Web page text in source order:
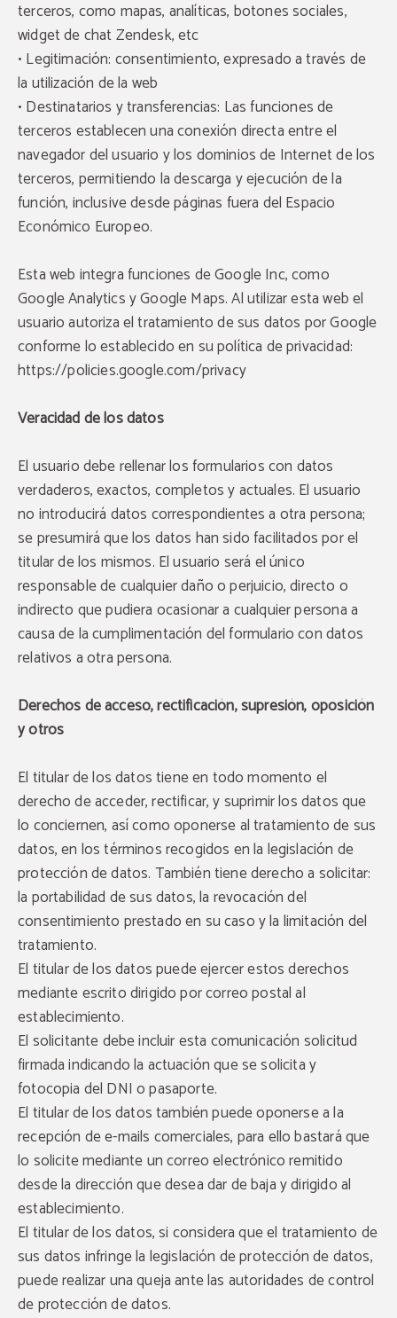
terceros, como mapas, analíticas, botones sociales,
widget de chat Zendesk, etc
• Legitimación: consentimiento, expresado a través de
la utilización de la web
• Destinatarios y transferencias: Las funciones de
terceros establecen una conexión directa entre el
navegador del usuario y los dominios de Internet de los
terceros, permitiendo la descarga y ejecución de la
función, inclusive desde páginas fuera del Espacio
Económico Europeo.
Esta web integra funciones de Google Inc, como
Google Analytics y Google Maps. Al utilizar esta web el
usuario autoriza el tratamiento de sus datos por Google
conforme lo establecido en su política de privacidad:
https://policies.google.com/privacy
Veracidad de los datos
El usuario debe rellenar los formularios con datos
verdaderos, exactos, completos y actuales. El usuario
no introducirá datos correspondientes a otra persona;
se presumirá que los datos han sido facilitados por el
titular de los mismos. El usuario será el único
responsable de cualquier daño o perjuicio, directo o
indirecto que pudiera ocasionar a cualquier persona a
causa de la cumplimentación del formulario con datos
relativos a otra persona.
Derechos de acceso, rectificación, supresión, oposición
y otros
El titular de los datos tiene en todo momento el
derecho de acceder, rectificar, y suprimir los datos que
lo conciernen, así como oponerse al tratamiento de sus
datos, en los términos recogidos en la legislación de
protección de datos. También tiene derecho a solicitar:
la portabilidad de sus datos, la revocación del
consentimiento prestado en su caso y la limitación del
tratamiento.
El titular de los datos puede ejercer estos derechos
mediante escrito dirigido por correo postal al
establecimiento.
El solicitante debe incluir esta comunicación solicitud
firmada indicando la actuación que se solicita y
fotocopia del DNI o pasaporte.
El titular de los datos también puede oponerse a la
recepción de e-mails comerciales, para ello bastará que
lo solicite mediante un correo electrónico remitido
desde la dirección que desea dar de baja y dirigido al
establecimiento.
El titular de los datos, si considera que el tratamiento de
sus datos infringe la legislación de protección de datos,
puede realizar una queja ante las autoridades de control
de protección de datos.